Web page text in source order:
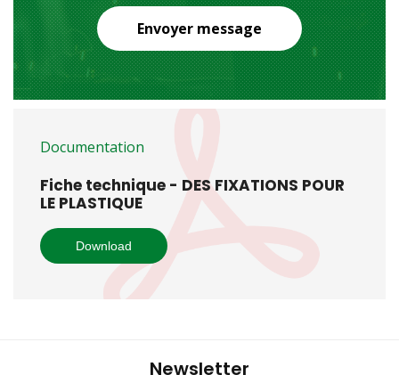
Envoyer message
Documentation
Fiche technique - DES FIXATIONS POUR
LE PLASTIQUE
Download
Newsletter